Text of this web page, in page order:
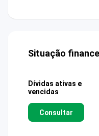
Situação
Dívidas ativas e
vencidas
Consultar